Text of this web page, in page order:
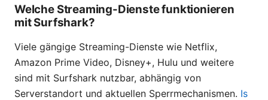
Welche Streaming-Dienste funktionieren
mit Surfshark?
Viele gängige Streaming-Dienste wie Netflix,
Amazon Prime Video, Disney+, Hulu und weitere
sind mit Surfshark nutzbar, abhängig von
Serverstandort und aktuellen Sperrmechanismen. Is